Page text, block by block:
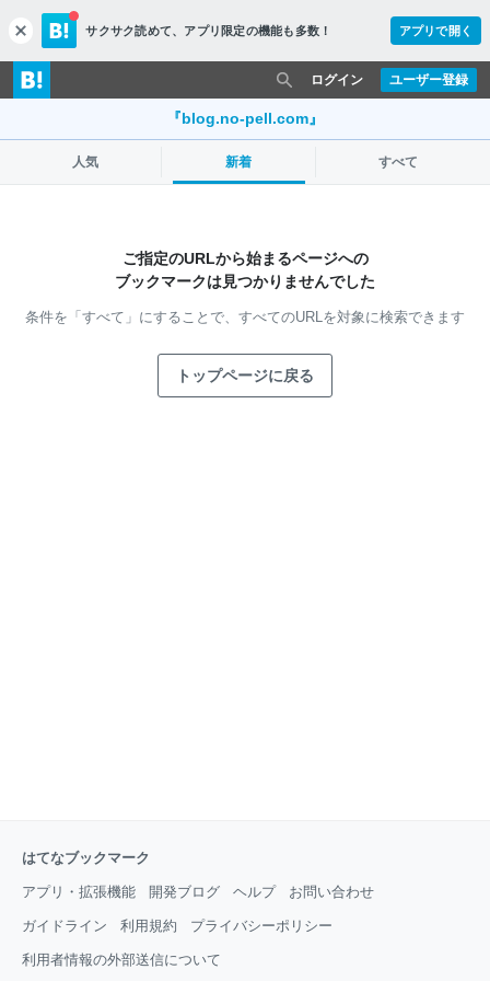
c
l
o
s
サクサク読めて、 アプリ限定の機能も多数！ アプリで開く
ユーザー登録
ログイン
『blog.no-pell.com』
人気 新着 すべて
ご指定のURLから始まるページへの
ブックマークは見つかりませんでした
条件を「すべて」にすることで、 すべてのURLを対象に検索できます
トップページに戻る
はてなブックマーク
アプリ・拡張機能 開発ブログ ヘルプ お問い合わせ
ガイドライン 利用規約 プライバシーポリシー
利用者情報の外部送信について